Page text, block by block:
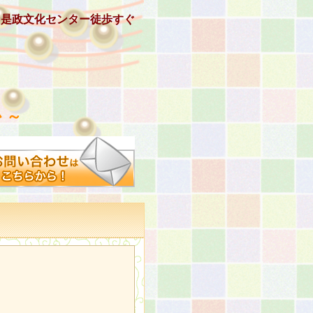
政文化センター徒歩すぐ
～